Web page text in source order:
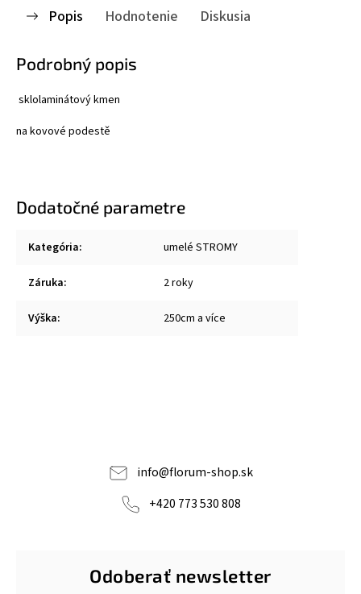
Popis Hodnotenie Diskusia
Podrobný popis
sklolaminátový kmen
na kovové podestě
Dodatočné parametre
Kategória: umelé STROMY
Záruka: 2 roky
Výška: 250cm a více
info@florum-shop.sk
+420 773 530 808
Odoberať newsletter